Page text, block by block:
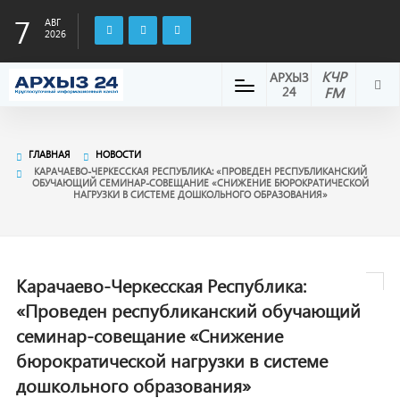
7
АВГ
2026
КЧР
FM
АРХЫЗ
24
ГЛАВНАЯ
НОВОСТИ
КАРАЧАЕВО-ЧЕРКЕССКАЯ РЕСПУБЛИКА: «ПРОВЕДЕН РЕСПУБЛИКАНСКИЙ
ОБУЧАЮЩИЙ СЕМИНАР-СОВЕЩАНИЕ «СНИЖЕНИЕ БЮРОКРАТИЧЕСКОЙ
НАГРУЗКИ В СИСТЕМЕ ДОШКОЛЬНОГО ОБРАЗОВАНИЯ»
Карачаево-Черкесская Республика:
«Проведен республиканский обучающий
семинар-совещание «Снижение
бюрократической нагрузки в системе
дошкольного образования»